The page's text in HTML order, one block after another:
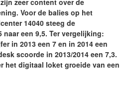
zeer content over de
Voor de balies op het
14040 steeg de
een 9,5. Ter vergelijking:
in 2013 een 7 en in 2014 een
scoorde in 2013/2014 een 7,3.
het digitaal loket groeide van een